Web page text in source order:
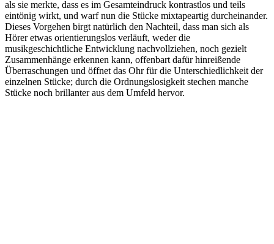
als sie merkte, dass es im Gesamteindruck kontrastlos und teils
eintönig wirkt, und warf nun die Stücke mixtapeartig durcheinander.
Dieses Vorgehen birgt natürlich den Nachteil, dass man sich als
Hörer etwas orientierungslos verläuft, weder die
musikgeschichtliche Entwicklung nachvollziehen, noch gezielt
Zusammenhänge erkennen kann, offenbart dafür hinreißende
Überraschungen und öffnet das Ohr für die Unterschiedlichkeit der
einzelnen Stücke; durch die Ordnungslosigkeit stechen manche
Stücke noch brillanter aus dem Umfeld hervor.